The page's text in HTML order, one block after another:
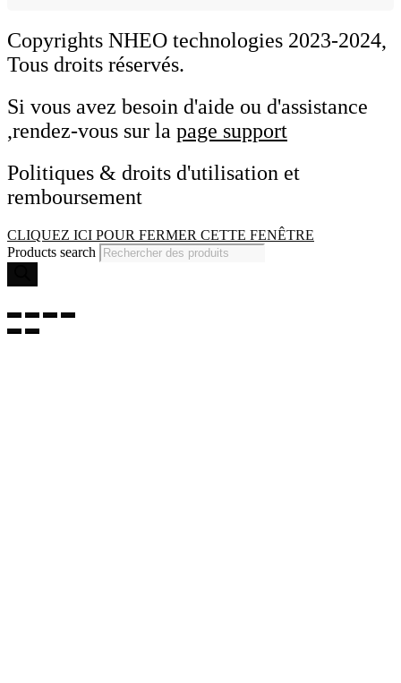
Copyrights NHEO technologies 2023-2024,
Tous droits réservés.
Si vous avez besoin d'aide ou d'assistance
,rendez-vous sur la page support
Politiques & droits d'utilisation et
remboursement
CLIQUEZ ICI POUR FERMER CETTE FENÊTRE
Products search